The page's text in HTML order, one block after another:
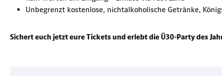
Unbegrenzt kostenlose, nichtalkoholische Getränke,
Sichert euch jetzt eure Tickets und erlebt die Ü30-Party des